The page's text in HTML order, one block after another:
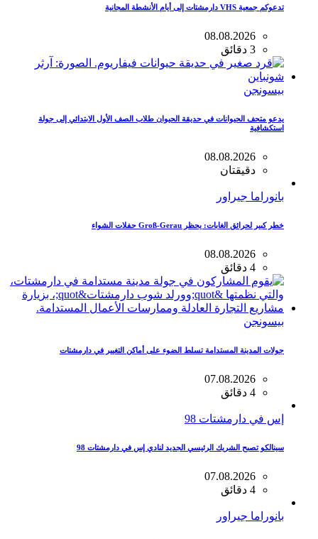
تدعوكم جمعية VHS دارمشتات إلى أيام الأنشطة المجانية
08.08.2026
3 دقائق
بيسونجن
يدعو متحف الحيوانات في حديقة الحيوان طلاب الصف الأول الابتدائي إلى جولة
استكشافية
08.08.2026
دقيقتان
بانوراما جيراور
خطر كبير لحرائق الغابات: يحظر Groß-Gerau حفلات الشواء
08.08.2026
4 دقائق
بيسونجن
جولات المدينة المستدامة تسلط الضوء على أماكن التغيير في دارمشتات
07.08.2026
4 دقائق
إس في دارمشتات 98
سينالكو تصبح الشريك الرئيسي الجديد لنادي إس في دارمشتات 98
07.08.2026
4 دقائق
بانوراما جيراور